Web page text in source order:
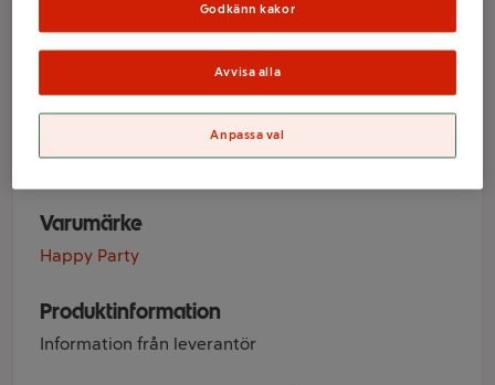
Sugrör med
borste 12-p Happy
Party
Varumärke
Happy Party
Produktinformation
Information från leverantör
Godkänn kakor
Avvisa alla
Anpassa val